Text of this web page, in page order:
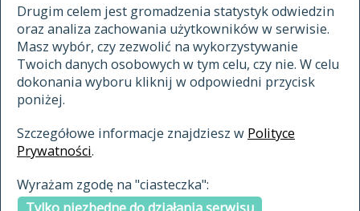
Drugim celem jest gromadzenia statystyk odwiedzin
oraz analiza zachowania użytkowników w serwisie.
Masz wybór, czy zezwolić na wykorzystywanie
Twoich danych osobowych w tym celu, czy nie. W celu
dokonania wyboru kliknij w odpowiedni przycisk
poniżej.
Szczegółowe informacje znajdziesz w Polityce
Prywatności.
Wyrażam zgodę na "ciasteczka":
materiały archiwalne
cytowanie
kontakt
indeksie